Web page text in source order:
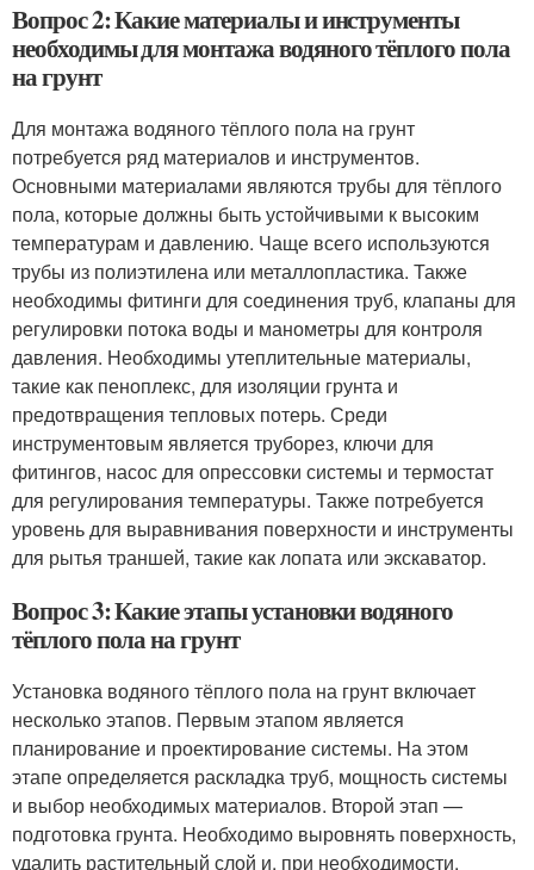
Вопрос 2: Какие материалы и инструменты
необходимы для монтажа водяного тёплого пола
на грунт
Для монтажа водяного тёплого пола на грунт
потребуется ряд материалов и инструментов.
Основными материалами являются трубы для тёплого
пола, которые должны быть устойчивыми к высоким
температурам и давлению. Чаще всего используются
трубы из полиэтилена или металлопластика. Также
необходимы фитинги для соединения труб, клапаны для
регулировки потока воды и манометры для контроля
давления. Необходимы утеплительные материалы,
такие как пеноплекс, для изоляции грунта и
предотвращения тепловых потерь. Среди
инструментовым является труборез, ключи для
фитингов, насос для опрессовки системы и термостат
для регулирования температуры. Также потребуется
уровень для выравнивания поверхности и инструменты
для рытья траншей, такие как лопата или экскаватор.
Вопрос 3: Какие этапы установки водяного
тёплого пола на грунт
Установка водяного тёплого пола на грунт включает
несколько этапов. Первым этапом является
планирование и проектирование системы. На этом
этапе определяется раскладка труб, мощность системы
и выбор необходимых материалов. Второй этап —
подготовка грунта. Необходимо выровнять поверхность,
удалить растительный слой и, при необходимости,